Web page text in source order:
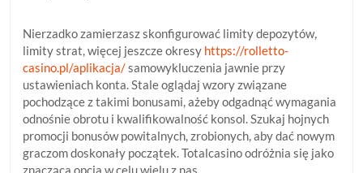
Nierzadko zamierzasz skonfigurować limity depozytów,
limity strat, więcej jeszcze okresy https://rolletto-
casino.pl/aplikacja/samowykluczenia jawnie przy
ustawieniach konta. Stale oglądaj wzory związane
pochodzące z takimi bonusami, ażeby odgadnąć wymagania
odnośnie obrotu i kwalifikowalność konsol. Szukaj hojnych
promocji bonusów powitalnych, zrobionych, aby dać nowym
graczom doskonały początek. Totalcasino odróżnia się jako
znacząca opcja w celu wielu z nas.